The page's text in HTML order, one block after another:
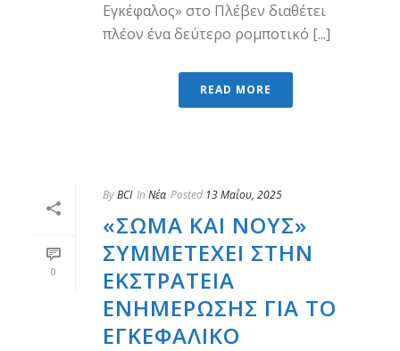
Εγκέφαλος» στο Πλέβεν διαθέτει
πλέον ένα δεύτερο ρομποτικό [...]
READ MORE
0
ByBCI In Νέα Posted 13 Μαΐου, 2025
«ΣΏΜΑ ΚΑΙ ΝΟΥΣ»
ΣΥΜΜΕΤΈΧΕΙ ΣΤΗΝ
ΕΚΣΤΡΑΤΕΊΑ
ΕΝΗΜΈΡΩΣΗΣ ΓΙΑ ΤΟ
ΕΓΚΕΦΑΛΙΚΌ